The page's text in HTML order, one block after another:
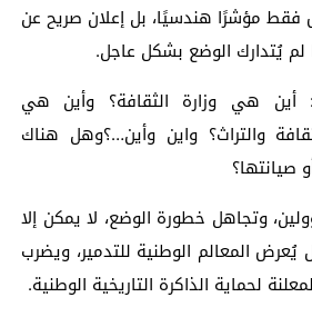
مؤشرًا هندسيًا، بل إعلان صريح عن
لم يُتدارك الوضع بشكل عاجل.
أين هي وزارة الثقافة؟ وأين هي
والتراث؟ واين وأين…؟وهل هناك
صيانتها؟
وتجاهل خطورة الوضع، لا يمكن إلا
المعالم الوطنية للتدمير، ويضرب
لحماية الذاكرة التاريخية الوطنية.